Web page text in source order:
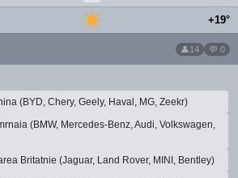
+19°
14 💬 0
(BYD, Chery, Geely, Haval, MG, Zeekr)
(BMW, Mercedes-Benz, Audi, Volkswagen,
Britatnie (Jaguar, Land Rover, MINI, Bentley)